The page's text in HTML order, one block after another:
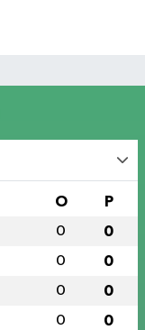
O P
0 0
0 0
0 0
0 0